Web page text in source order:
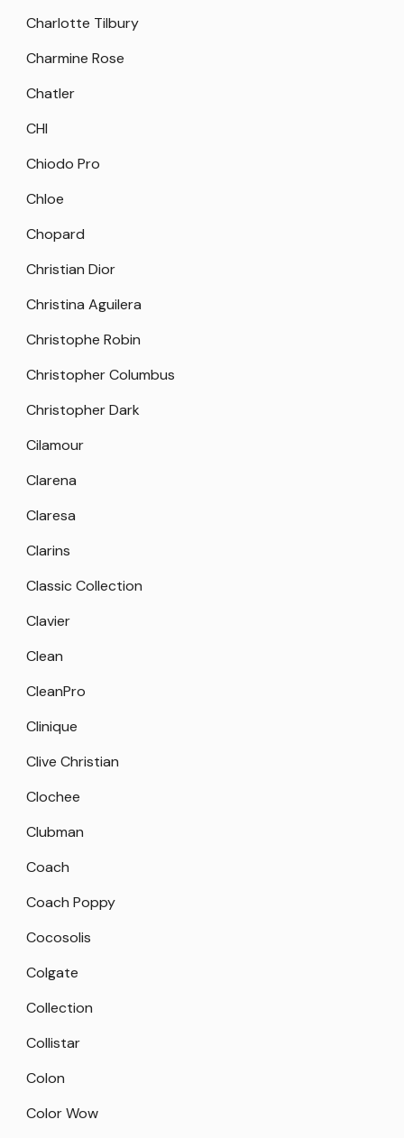
Charlotte Tilbury
Charmine Rose
Chatler
CHI
Chiodo Pro
Chloe
Chopard
Christian Dior
Christina Aguilera
Christophe Robin
Christopher Columbus
Christopher Dark
Cilamour
Clarena
Claresa
Clarins
Classic Collection
Clavier
Clean
CleanPro
Clinique
Clive Christian
Clochee
Clubman
Coach
Coach Poppy
Cocosolis
Colgate
Collection
Collistar
Colon
Color Wow